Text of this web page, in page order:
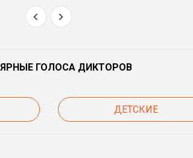
ГОЛОСА ДИКТОРОВ
ДЕТСКИЕ